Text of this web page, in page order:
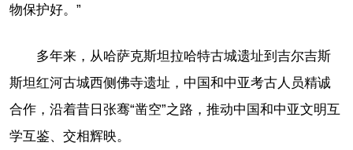
物保护好。”
多年来，从哈萨克斯坦拉哈特古城遗址到吉尔吉斯
斯坦红河古城西侧佛寺遗址，中国和中亚考古人员精诚
合作，沿着昔日张骞“凿空”之路，推动中国和中亚文明互
学互鉴、交相辉映。